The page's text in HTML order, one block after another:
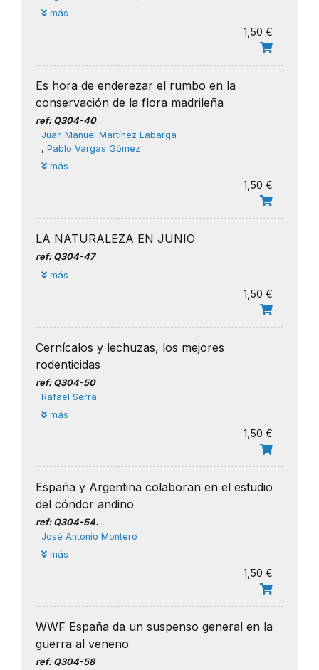
más
1,50 €
Es hora de enderezar el rumbo en la
conservación de la flora madrileña
ref: Q304-40
Juan Manuel Martínez Labarga
, Pablo Vargas Gómez
más
1,50 €
LA NATURALEZA EN JUNIO
ref: Q304-47
más
1,50 €
Cernícalos y lechuzas, los mejores
rodenticidas
ref: Q304-50
Rafael Serra
más
1,50 €
España y Argentina colaboran en el estudio
del cóndor andino
ref: Q304-54.
José Antonio Montero
más
1,50 €
WWF España da un suspenso general en la
guerra al veneno
ref: Q304-58